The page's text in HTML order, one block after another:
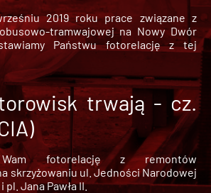
2019 roku prace związane z
tramwajowej na Nowy Dwór
Państwu fotorelację z tej
trwają - cz.
Wam fotorelację z remontów
skrzyżowaniu ul. Jedności Narodowej
Jana Pawła II.